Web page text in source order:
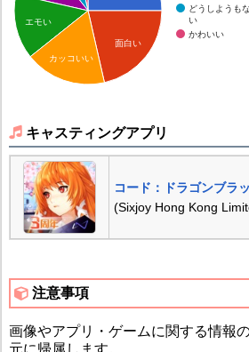
どうしようもな
い
かわいい
面白い
エモい
カッコいい
キャスティングアプリ
コード：ドラゴンブラ
(Sixjoy Hong Kong
注意事項
画像やアプリ・ゲームに関する情報